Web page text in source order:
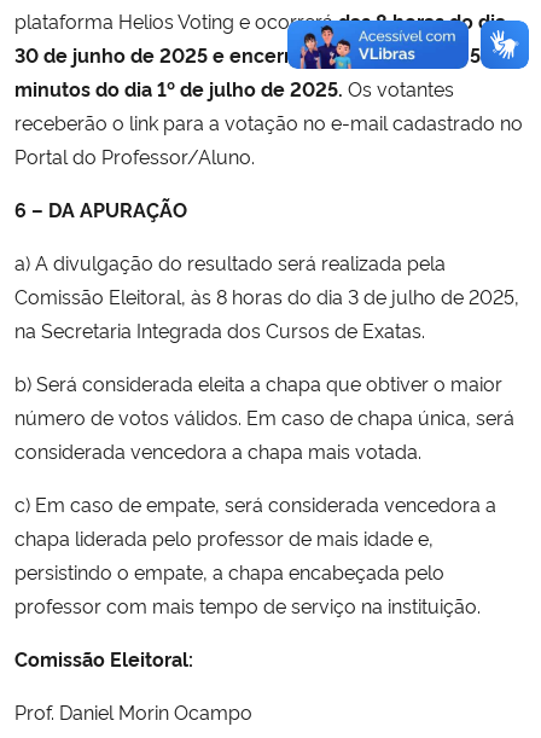
plataforma Helios Voting e ocorrerádas8 horas do dia
30de junho de 2025 e encerrando às 23 horas e 59
minutos do dia 1ºde julho de 2025. Os votantes
receberão o link para a votação no e-mail cadastrado no
Portal do Professor/Aluno.
6 – DA APURAÇÃO
a) A divulgação do resultado será realizada pela
Comissão Eleitoral, às 8 horas do dia 3 de julho de 2025,
na Secretaria Integrada dos Cursos de Exatas.
b) Será considerada eleita a chapa que obtiver o maior
número de votos válidos. Em caso de chapa única, será
considerada vencedora a chapa mais votada.
c) Em caso de empate, será considerada vencedora a
chapa liderada pelo professor de mais idade e,
persistindo o empate, a chapa encabeçada pelo
professor com mais tempo de serviço na instituição.
Comissão Eleitoral:
Prof. Daniel Morin Ocampo